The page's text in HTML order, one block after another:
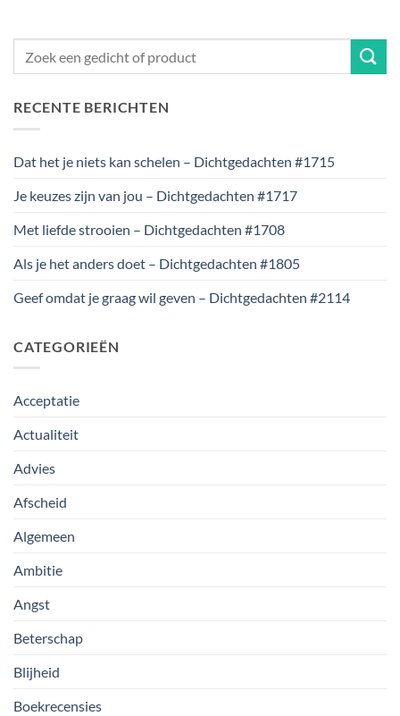
RECENTE BERICHTEN
Dat het je niets kan schelen – Dichtgedachten #1715
Je keuzes zijn van jou – Dichtgedachten #1717
Met liefde strooien – Dichtgedachten #1708
Als je het anders doet – Dichtgedachten #1805
Geef omdat je graag wil geven – Dichtgedachten #2114
CATEGORIEËN
Acceptatie
Actualiteit
Advies
Afscheid
Algemeen
Ambitie
Angst
Beterschap
Blijheid
Boekrecensies